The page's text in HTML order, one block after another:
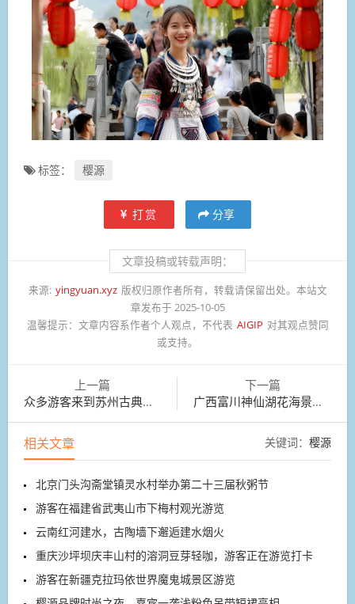
标签： 樱源
打赏 分享
文章投稿或转载声明：
来源: yingyuan.xyz 版权归原作者所有，转载请保留出处。本站文
章发布于 2025-10-05
温馨提示： 文章内容系作者个人观点，不代表 AIGIP 对其观点赞同
或支持。
上一篇
众多游客来到苏州古典园林狮子林观光游览
下一篇
广西富川神仙湖花海景区花卉竞相开放
相关文章 关键词： 樱源
北京门头沟斋堂镇灵水村举办第二十三届秋粥节
游客在福建省武夷山市下梅村观光游览
云南红河建水，古陶墙下邂逅建水烟火
重庆沙坪坝庆丰山村的溶洞豆芽轻咖，游客正在游览打卡
游客在新疆克拉玛依世界魔鬼城景区游览